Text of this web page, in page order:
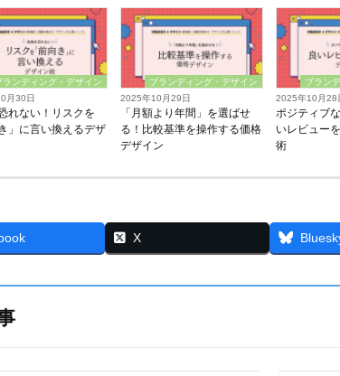
ランディング・デザイン
月30日
れない！リスクを
」に言い換えるデザ
ブランディング・デザイン
2025年10月29日
「月額より年間」を選ばせ
る！比較基準を操作する価格
デザイン
ブラン
2025年10月28
ポジティブ
いレビュー
術
X